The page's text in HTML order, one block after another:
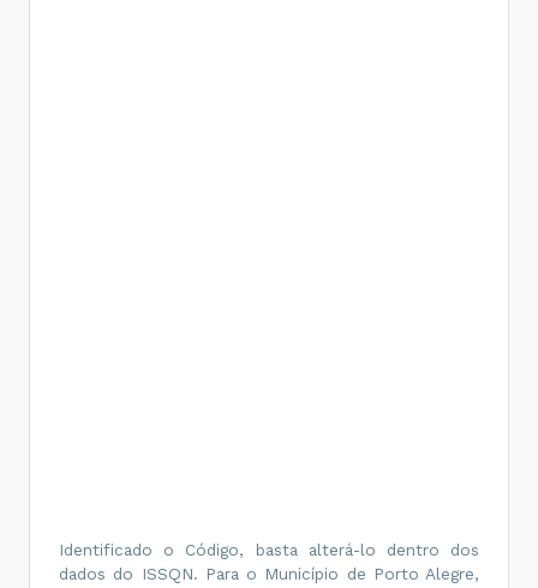
Identificado o Código, basta alterá-lo dentro dos
dados do ISSQN. Para o Município de Porto Alegre,